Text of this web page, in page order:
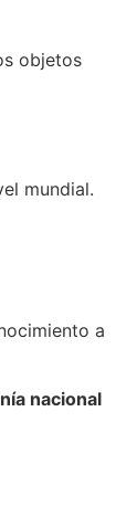
objetos
mundial.
a
nacional